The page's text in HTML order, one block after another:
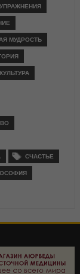
МУДРОСТЬ
КУЛЬТУРА
СЧАСТЬЕ